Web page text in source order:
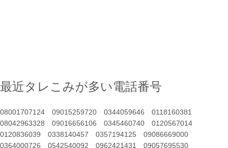
最近タレこみが多い電話番号
08001707124 09015259720 0344059646
0118160381
08042963328
09016656106 0345460740
0120567014
0120836039
0338140457 0357194125
09086669000
0364000726
0542540092 0962421431
09057695530